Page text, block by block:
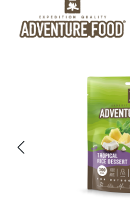
Bildergalerie überspringen